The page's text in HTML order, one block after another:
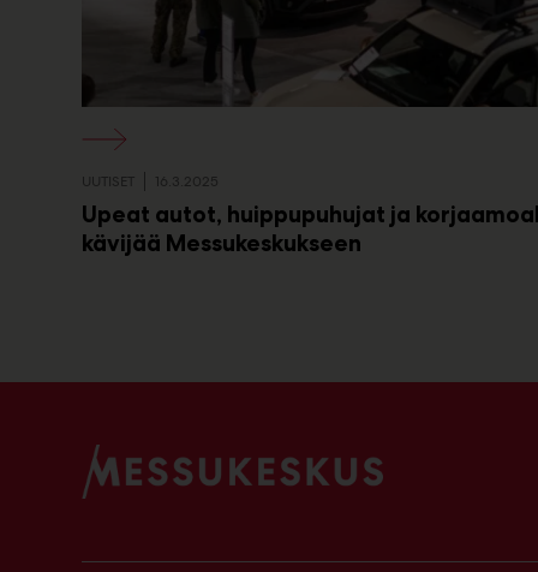
UUTISET 16.3.2025
Upeat autot, huippupuhujat ja
kävijää Messukeskukseen